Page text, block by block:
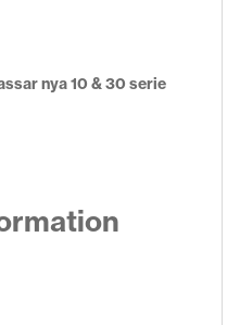
nya 10 & 30 serie